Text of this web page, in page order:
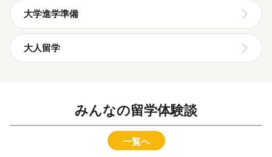
大学進学準備
大人留学
みんなの留学体験談
一覧へ